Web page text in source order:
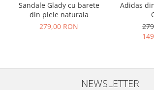
Sandale Glady cu barete
din piele naturala
279,00 RON
Adidas
NEWSLETTER